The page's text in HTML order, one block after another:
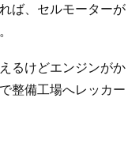
ば、セルモーターが
るけどエンジンがか
整備工場へレッカー